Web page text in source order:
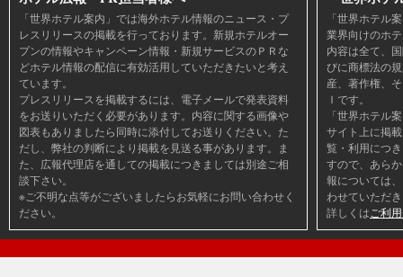
「世界ホテル案内」では海外ホテル情報のニュース・プ
レスリリースの掲載を行っております。新規ホテルオー
プンの情報やキャンペーン情報・新規サービスのＰＲな
どホテル情報の配信に有効活用していただきたいと考え
ています。
プレスリリースを掲載するには、電子メールで発表資料
をお送りいただく必要があります。内容に関する画像や
図表もありましたら同時に添付してお送りください。た
だし、弊社の判断により掲載を見送る事があります。ま
た、広報代理店を通しての掲載につきましては別途ご相
談下さい。
※ご不明な点等がございましたらお気軽にお問い合わせく
ださい。
「世界ホテル
業界向けのホ
内容は全て、
びに商標法の
産、著作権、
Ｉです。
「世界ホテル
サイト上に掲
覧・利用につ
すので、あら
報については
わせていただ
詳しくはご利